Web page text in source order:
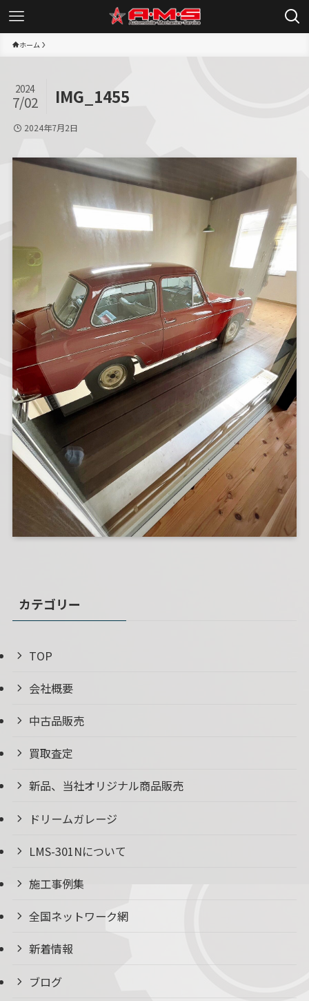
ホーム
IMG_1455
2024
7/02
2024年7月2日
カテゴリー
TOP
会社概要
中古品販売
買取査定
新品、当社オリジナル商品販売
ドリームガレージ
LMS-301Nについて
施工事例集
全国ネットワーク網
新着情報
ブログ